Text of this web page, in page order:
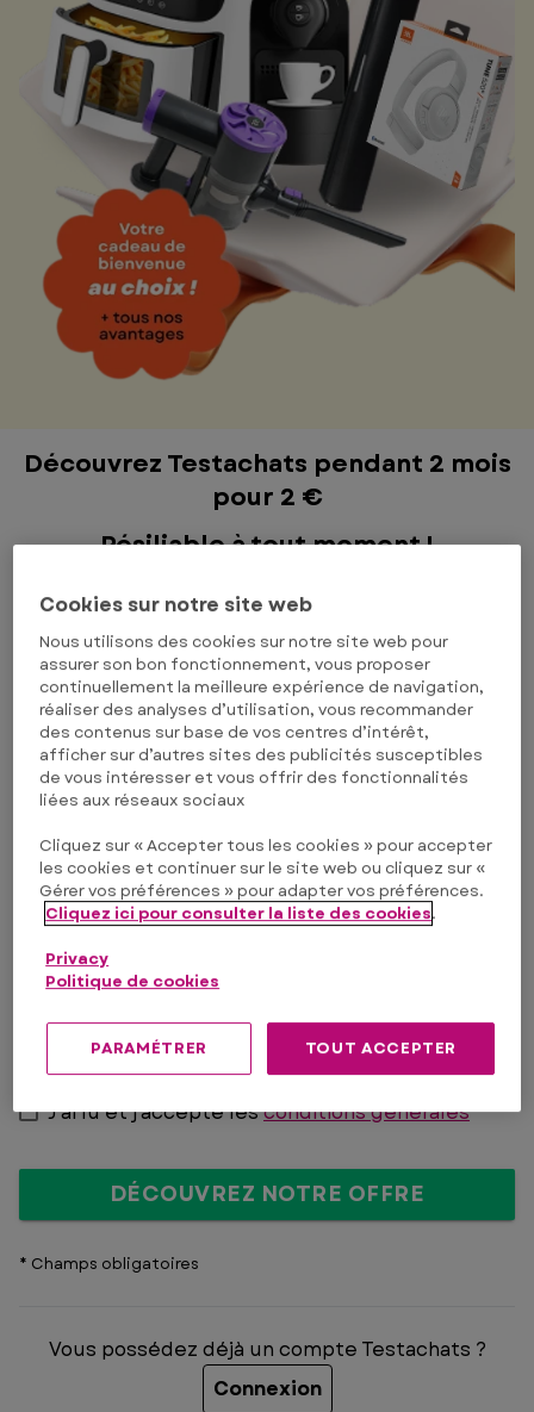
Découvrez Testachats pendant 2 mois
pour 2 €
Résiliable à tout moment !
Homme Femme
Prénom*
J'ai lu lapolitique de confidentialité
J'ai lu et j'accepte lesconditions générales
DÉCOUVREZ NOTRE OFFRE
* Champs obligatoires
Vous possédez déjà un compte Testachats ?
Connexion
Cookies sur notre site web
Nous utilisons des cookies sur notre site web pour
assurer son bon fonctionnement, vous proposer
continuellement la meilleure expérience de navigation,
réaliser des analyses d’utilisation, vous recommander
des contenus sur base de vos centres d’intérêt,
afficher sur d’autres sites des publicités susceptibles
de vous intéresser et vous offrir des fonctionnalités
liées aux réseaux sociaux
Cliquez sur « Accepter tous les cookies » pour accepter
les cookies et continuer sur le site web ou cliquez sur «
Gérer vos préférences » pour adapter vos préférences.
Cliquez ici pour consulter la liste des cookies.
Privacy
Politique de cookies
TOUT ACCEPTER
PARAMÉTRER